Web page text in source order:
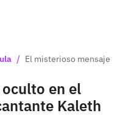
/ El misterioso mensaje
en el
Kaleth